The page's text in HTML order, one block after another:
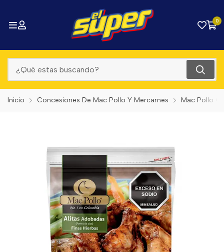
0
Inicio Concesiones De Mac Pollo Y Mercarnes Mac Pollo